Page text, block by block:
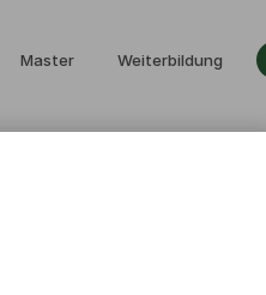
Master Weiterbildung